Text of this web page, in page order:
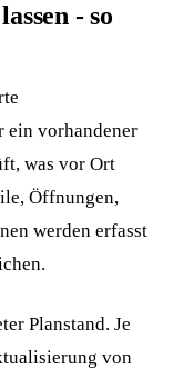
- so
ein vorhandener
was vor Ort
Öffnungen,
werden erfasst
Planstand. Je
von